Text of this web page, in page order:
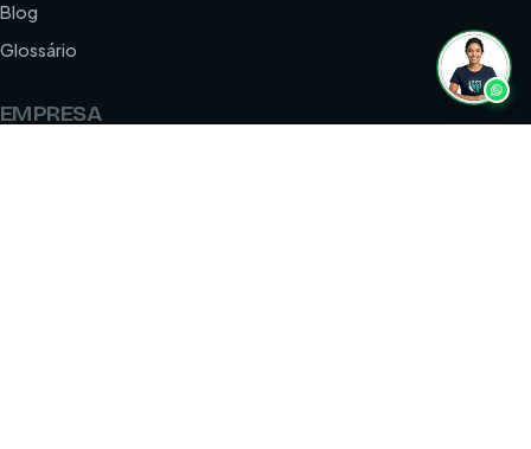
Blog
Glossário
EMPRESA